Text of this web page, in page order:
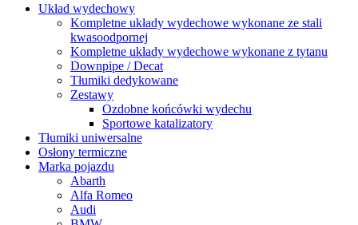
Układ wydechowy
Kompletne układy wydechowe wykonane ze stali
kwasoodpornej
Kompletne układy wydechowe wykonane z tytanu
Downpipe / Decat
Tłumiki dedykowane
Zestawy
Ozdobne końcówki wydechu
Sportowe katalizatory
Tłumiki uniwersalne
Osłony termiczne
Marka pojazdu
Abarth
Alfa Romeo
Audi